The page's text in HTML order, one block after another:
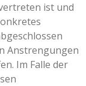
ist und
Anstrengungen
Im Falle der